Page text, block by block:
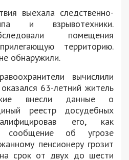
выехала следственно-
и взрывотехники.
помещения
территорию.
обнаружили.
вычислили
63-летний житель
внесли данные о
реестр досудебных
его, как
сообщение об угрозе
пенсионеру грозит
срок от двух до шести